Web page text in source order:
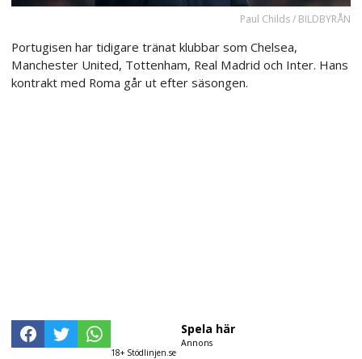
Paul Childs / BILDBYRÅN
Portugisen har tidigare tränat klubbar som Chelsea,
Manchester United, Tottenham, Real Madrid och Inter. Hans
kontrakt med Roma går ut efter säsongen.
18+ Stödlinjen.se
Spela här
Annons